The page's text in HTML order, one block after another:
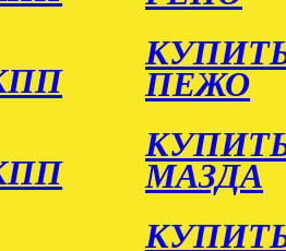
ПЕЖО
МАЗДА